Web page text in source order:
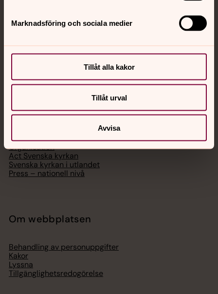
Marknadsföring och sociala medier
Tillåt alla kakor
Tillåt urval
Avvisa
Digitalt brev
Svenska kyrkan
Hitta församling
Ge en gåva
Organisation
Act Svenska kyrkan
Svenska kyrkan i utlandet
Press – nationell nivå
Om webbplatsen
Behandling av personuppgifter
Kakor
Lyssna
Tillgänglighetsredogörelse